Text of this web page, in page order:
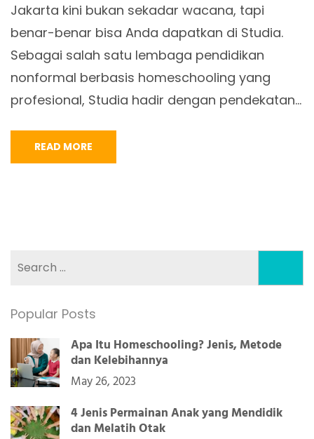
Jakarta kini bukan sekadar wacana, tapi
benar-benar bisa Anda dapatkan di Studia.
Sebagai salah satu lembaga pendidikan
nonformal berbasis homeschooling yang
profesional, Studia hadir dengan pendekatan…
READ MORE
Popular Posts
Apa Itu Homeschooling? Jenis, Metode
dan Kelebihannya
May 26, 2023
4 Jenis Permainan Anak yang Mendidik
dan Melatih Otak